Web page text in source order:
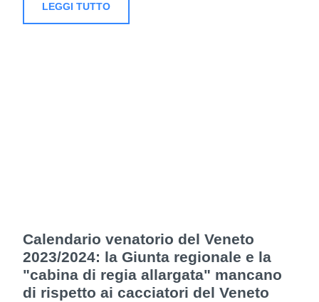
LEGGI TUTTO
Calendario venatorio del Veneto
2023/2024: la Giunta regionale e la
"cabina di regia allargata" mancano
di rispetto ai cacciatori del Veneto